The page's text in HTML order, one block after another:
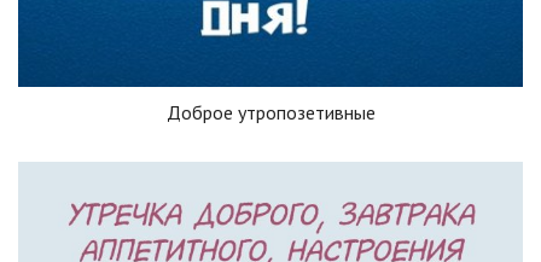
Доброе утропозетивные